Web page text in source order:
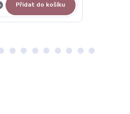
Přidat do košíku